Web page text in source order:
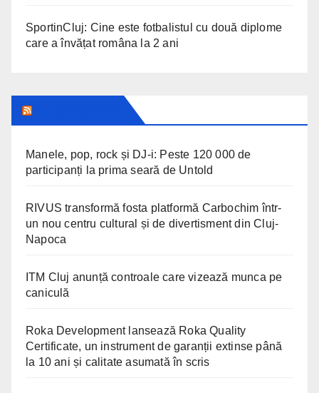
SportinCluj: Cine este fotbalistul cu două diplome
care a învățat româna la 2 ani
Manele, pop, rock și DJ-i: Peste 120 000 de
participanți la prima seară de Untold
RIVUS transformă fosta platformă Carbochim într-
un nou centru cultural și de divertisment din Cluj-
Napoca
ITM Cluj anunță controale care vizează munca pe
caniculă
Roka Development lansează Roka Quality
Certificate, un instrument de garanții extinse până
la 10 ani și calitate asumată în scris